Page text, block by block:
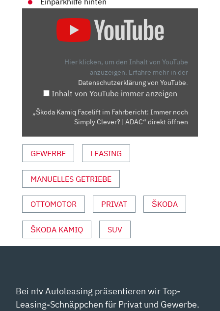
FAHRBERICHT:
SIMPLY
CLEVER?
VON
YOUTUBE
Hier klicken, um den Inhalt von YouTube
anzuzeigen. Erfahre mehr in der
Datenschutzerklärung von YouTube.
Inhalt von YouTube immer anzeigen
„Škoda Kamiq Facelift im Fahrbericht: Immer noch
Simply Clever? | ADAC“ direkt öffnen
GEWERBE LEASING
MANUELLES GETRIEBE
OTTOMOTOR PRIVAT ŠKODA
ŠKODA KAMIQ SUV
Bei ntv Autoleasing präsentieren wir Top-
Leasing-Schnäppchen für Privat und Gewerbe.